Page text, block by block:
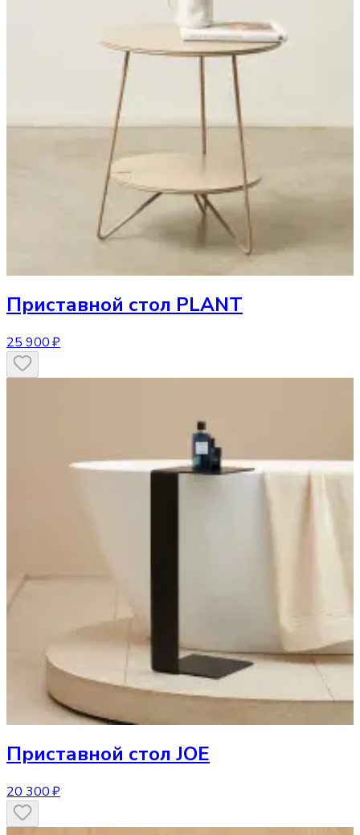
Приставной стол PLANT
25 900 ₽
Приставной стол JOE
20 300 ₽